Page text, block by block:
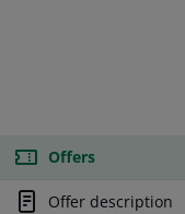
Offers
Offer description